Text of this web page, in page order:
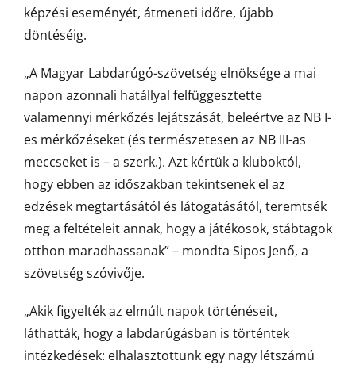
képzési eseményét, átmeneti időre, újabb
döntéséig.
„A Magyar Labdarúgó-szövetség elnöksége a mai
napon azonnali hatállyal felfüggesztette
valamennyi mérkőzés lejátszását, beleértve az NB I-
es mérkőzéseket (és természetesen az NB III-as
meccseket is – a szerk.). Azt kértük a kluboktól,
hogy ebben az időszakban tekintsenek el az
edzések megtartásától és látogatásától, teremtsék
meg a feltételeit annak, hogy a játékosok, stábtagok
otthon maradhassanak” – mondta Sipos Jenő, a
szövetség szóvivője.
„Akik figyelték az elmúlt napok történéseit,
láthatták, hogy a labdarúgásban is történtek
intézkedések: elhalasztottunk egy nagy létszámú